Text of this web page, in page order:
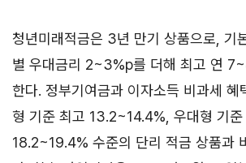
청년미래적금은 3년 만기 상품으로, 기
별 우대금리 2~3%p를 더해 최고 연
한다. 정부기여금과 이자소득 비과세 혜
형 기준 최고 13.2~14.4%, 우대형 기준
18.2~19.4% 수준의 단리 적금 상품과